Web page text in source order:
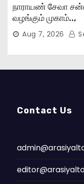
நாராயண் சேவா
வழங்கும் முகாம்..,
Aug 7, 2026
Contact Us